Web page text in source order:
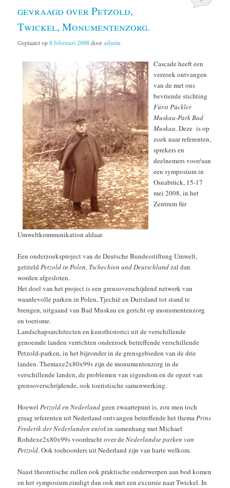
gevraagd over Petzold,
Twickel, Monumentenzorg.
Geplaatst op8 februari 2008dooradmin
Cascade heeft een
verzoek ontvangen
van de met ons
bevriende stichting
Fürst Pückler
Muskau-Park Bad
Muskau. Deze is op
zoek naar referenten,
sprekers en
deelnemers voor/aan
een symposium in
Osnabrück, 15-17
mei 2008, in het
Zentrum für
Umweltkommunikation aldaar.
Een onderzoeksproject van de Deutsche Bundesstiftung Umwelt,
getiteldPetzold in Polen, Tschechien und Deutschlandzal dan
worden afgesloten.
Het doel van het project is een grensoverschijdend netwerk van
waardevolle parken in Polen, Tjechië en Duitsland tot stand te
brengen, uitgaand van Bad Muskau en gericht op monumentenzorg
en toerisme.
Landschapsarchitecten en kunsthistorici uit de verschillende
genoemde landen verrichten onderzoek betreffende verschillende
Petzold-parken, in het bijzonder in de grensgebieden van de drie
landen. Themaxe2x80x99s zijn de monumentenzorg in de
verschillende landen, de problemen van eigendom en de opzet van
grensoverschrijdende, ook toeristische samenwerking.
HoewelPetzold en Nederland geen zwaartepunt is, zou men toch
graag referenten uit Nederland ontvangen betreffende het themaPrins
Frederik der Nederlanden en/of in samenhang met Michael
Rohdexe2x80x99s voordracht over deNederlandse parken van
Petzold. Ook toehoorders uit Nederland zijn van harte welkom.
Naast theoretische zullen ook praktische onderwerpen aan bod komen
en het symposium eindigt dan ook met een excursie naar Twickel. In